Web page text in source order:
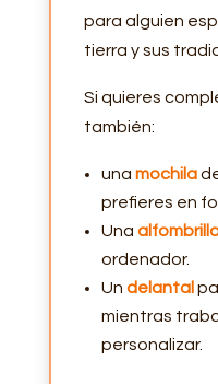
para alguien
tierra y sus
Si quieres
también:
una mochila
prefieres en
Una
ordenador.
Un delantal
mientras
personalizar.